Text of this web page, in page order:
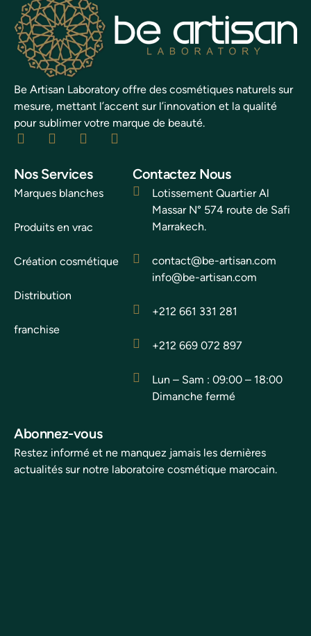
Be Artisan Laboratory offre des cosmétiques naturels sur
mesure, mettant l’accent sur l’innovation et la qualité
pour sublimer votre marque de beauté.
Nos Services
Marques blanches
Produits en vrac
Création cosmétique
Distribution
franchise
Contactez Nous
Lotissement Quartier Al
Massar N° 574 route de Safi
Marrakech.
contact@be-artisan.com
info@be-artisan.com
+212 661 331 281
+212 669 072 897
Lun – Sam : 09:00 – 18:00
Dimanche fermé
Abonnez-vous
Restez informé et ne manquez jamais les dernières
actualités sur notre laboratoire cosmétique marocain.